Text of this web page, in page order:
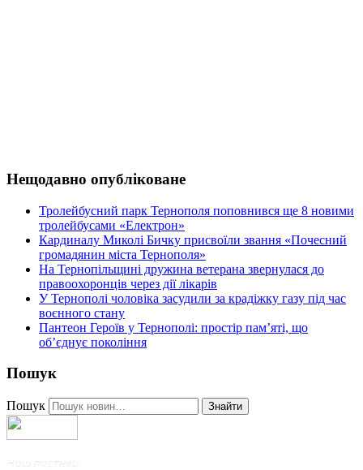
Нещодавно опубліковане
Тролейбусний парк Тернополя поповнився ще 8 новими
тролейбусами «Електрон»
Кардиналу Миколі Бичку присвоїли звання «Почесний
громадянин міста Тернополя»
На Тернопільщині дружина ветерана звернулася до
правоохоронців через дії лікарів
У Тернополі чоловіка засудили за крадіжку газу під час
воєнного стану
Пантеон Героїв у Тернополі: простір пам’яті, що
об’єднує покоління
Пошук
Пошук Знайти